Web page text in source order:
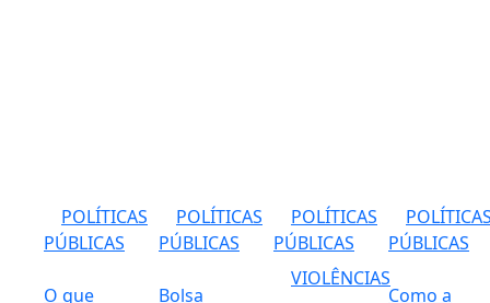
POLÍTICAS
PÚBLICAS
O que
POLÍTICAS
PÚBLICAS
Bolsa
POLÍTICAS
PÚBLICAS
VIOLÊNCIAS
PÚBLICAS
Como a